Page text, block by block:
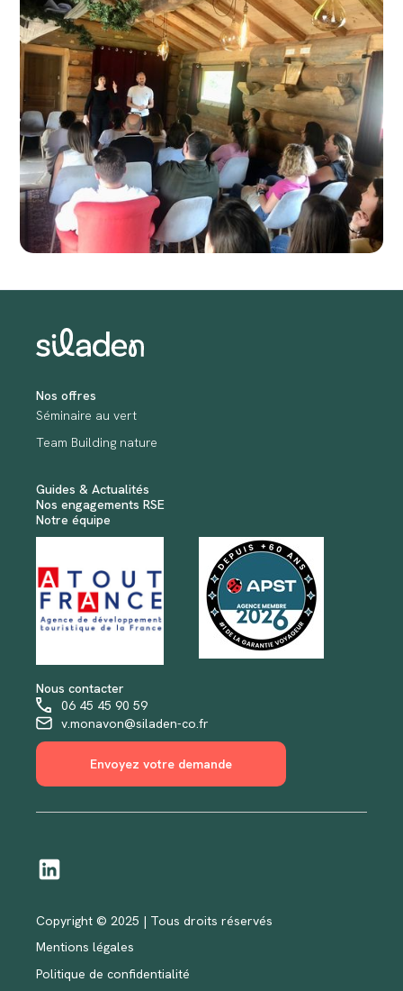
Nos offres
Séminaire au vert
Team Building nature
Guides & Actualités
Nos engagements RSE
Notre équipe
Nous contacter
06 45 45 90 59
v.monavon@siladen-co.fr
Envoyez votre demande
Copyright © 2025 | Tous droits réservés
Mentions légales
Politique de confidentialité